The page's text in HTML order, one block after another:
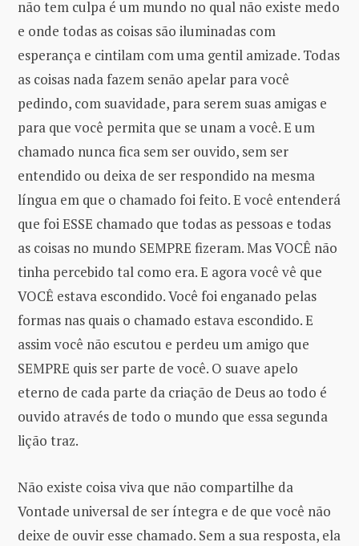
não tem culpa é um mundo no qual não existe medo
e onde todas as coisas são iluminadas com
esperança e cintilam com uma gentil amizade. Todas
as coisas nada fazem senão apelar para você
pedindo, com suavidade, para serem suas amigas e
para que você permita que se unam a você. E um
chamado nunca fica sem ser ouvido, sem ser
entendido ou deixa de ser respondido na mesma
língua em que o chamado foi feito. E você entenderá
que foi ESSE chamado que todas as pessoas e todas
as coisas no mundo SEMPRE fizeram. Mas VOCÊ não
tinha percebido tal como era. E agora você vê que
VOCÊ estava escondido. Você foi enganado pelas
formas nas quais o chamado estava escondido. E
assim você não escutou e perdeu um amigo que
SEMPRE quis ser parte de você. O suave apelo
eterno de cada parte da criação de Deus ao todo é
ouvido através de todo o mundo que essa segunda
lição traz.
Não existe coisa viva que não compartilhe da
Vontade universal de ser íntegra e de que você não
deixe de ouvir esse chamado. Sem a sua resposta, ela